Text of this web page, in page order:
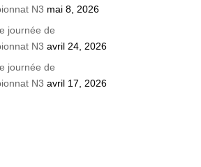
N3 mai 8, 2026
journée de
N3 avril 24, 2026
journée de
N3 avril 17, 2026